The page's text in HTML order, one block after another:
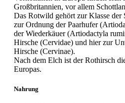
Großbritannien, vor allem
Das Rotwild gehört zur Klasse der
zur Ordnung der Paarhufer
der Wiederkäuer (Artiodactyla
Hirsche (Cervidae) und hier zur
Hirsche (Cervinae).
Nach dem Elch ist der Rothirsch
Europas.
Nahrung